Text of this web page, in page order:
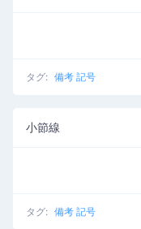
タグ: 備考 記号
小節線
タグ: 備考 記号